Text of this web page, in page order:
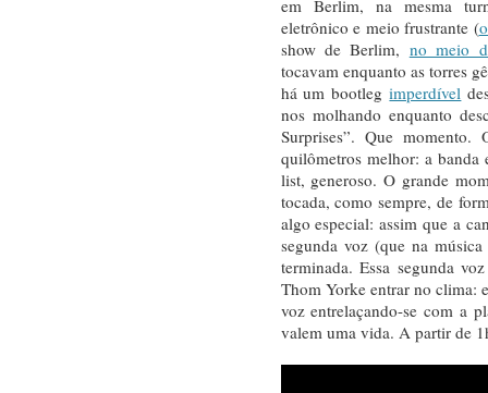
em Berlim, na mesma
eletrônico e meio frustrante (
show de Berlim, no meio
tocavam enquanto as torres
há um bootlegimperdível
nos molhando enquanto
Surprises”. Que
quilômetros melhor: a banda
list, generoso. O grande
tocada, como sempre, de
algo especial: assim que a
segunda voz (que na
terminada. Essa segunda
Thom Yorke entrar no clima:
voz entrelaçando-se com a
valem uma vida. A partir de